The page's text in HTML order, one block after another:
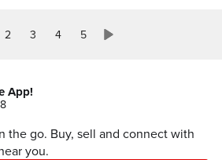
2 3 4 5
App!
the go. Buy, sell and connect with
you.